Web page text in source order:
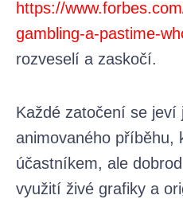
https://
gambling-a-pastime-
rozveselí a zaskočí.
Každé zatočení se jeví
animovaného příběhu,
účastníkem, ale
využití živé grafiky a